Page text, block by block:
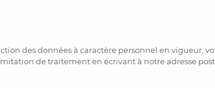
des données à caractère personnel en vigueur,
de traitement en écrivant à notre adresse